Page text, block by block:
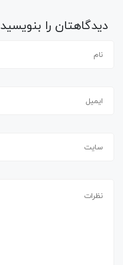
دیدگاهتان را بنویسید